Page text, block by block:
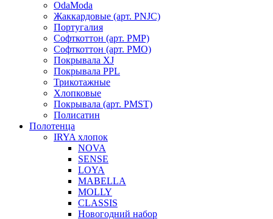
OdaModa
Жаккардовые (арт. PNJC)
Португалия
Софткоттон (арт. PMP)
Софткоттон (арт. PMO)
Покрывала XJ
Покрывала PPL
Трикотажные
Хлопковые
Покрывала (арт. PMST)
Полисатин
Полотенца
IRYA хлопок
NOVA
SENSE
LOYA
MABELLA
MOLLY
CLASSIS
Новогодний набор